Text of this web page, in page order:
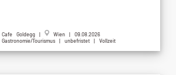
Cafe Goldegg |
Wien | 09.08.2026
Gastronomie/Tourismus | unbefristet | Vollzeit